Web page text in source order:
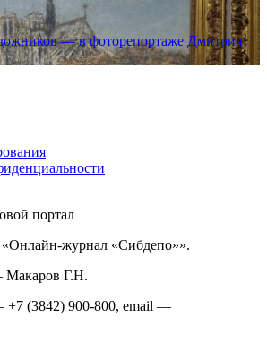
— в фоторепортаже Дмитрия
портал
журнал «Сибдепо»».
Макаров Г.Н.
+7 (3842) 900-800, email —